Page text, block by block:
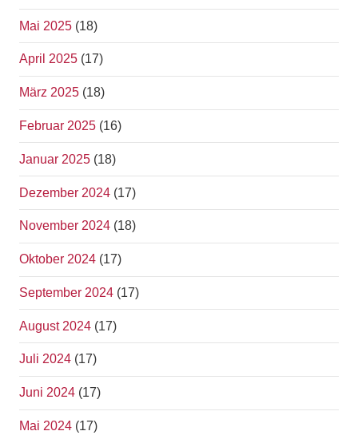
Mai 2025 (18)
April 2025 (17)
März 2025 (18)
Februar 2025 (16)
Januar 2025 (18)
Dezember 2024 (17)
November 2024 (18)
Oktober 2024 (17)
September 2024 (17)
August 2024 (17)
Juli 2024 (17)
Juni 2024 (17)
Mai 2024 (17)